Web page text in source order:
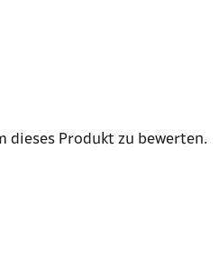
dieses Produkt zu bewerten.